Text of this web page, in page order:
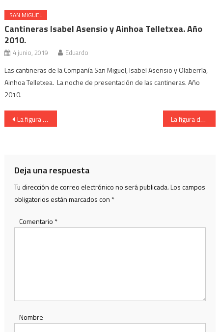
SAN MIGUEL
Cantineras Isabel Asensio y Ainhoa Telletxea. Año
2010.
4 junio, 2019 Eduardo
Las cantineras de la Compañía San Miguel, Isabel Asensio y Olaberría,
Ainhoa Telletxea. La noche de presentación de las cantineras. Año
2010.
Navegación
La figura de la Cantinera de la Compañía Meaka del Alarde de Irun La figura de la Cantinera de la Compañía Meaka del Alarde de Irun
Deja una respuesta
Tu dirección de correo electrónico no será publicada.Los campos
obligatorios están marcados con *
Comentario *
Nombre